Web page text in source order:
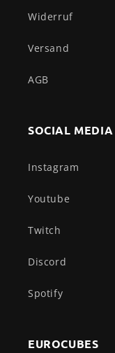
Widerruf
Versand
AGB
SOCIAL MEDIA
Instagram
Youtube
Twitch
Discord
Spotify
EUROCUBES